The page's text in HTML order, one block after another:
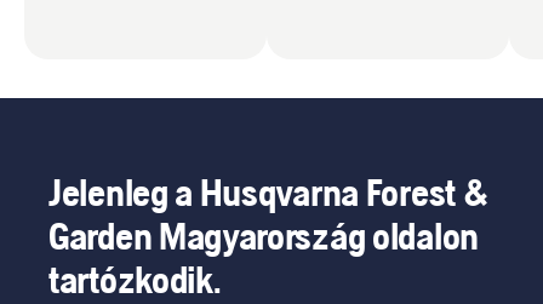
Jelenleg a Husqvarna Forest &
Garden Magyarország oldalon
tartózkodik.